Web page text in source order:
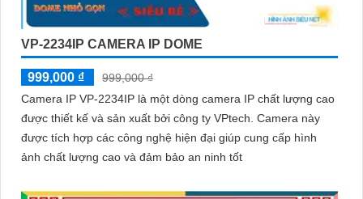
VP-2234IP CAMERA IP DOME
999,000 ₫
999,000 ₫
Camera IP VP-2234IP là một dòng camera IP chất lượng cao
được thiết kế và sản xuất bởi công ty VPtech. Camera này
được tích hợp các công nghệ hiện đại giúp cung cấp hình
ảnh chất lượng cao và đảm bảo an ninh tốt